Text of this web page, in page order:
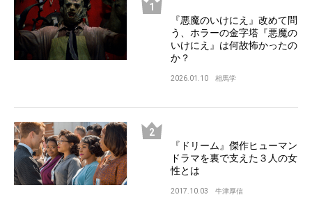
『悪魔のいけにえ』改めて問
う、ホラーの金字塔『悪魔の
いけにえ』は何故怖かったの
か？
2026.01.10 相馬学
『ドリーム』傑作ヒューマン
ドラマを裏で支えた３人の女
性とは
2017.10.03 牛津厚信